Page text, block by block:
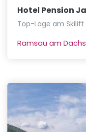
Hotel Pension
Top-Lage am
Ramsau am